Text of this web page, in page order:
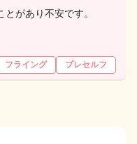
があり不安です。
フライング プレセルフ